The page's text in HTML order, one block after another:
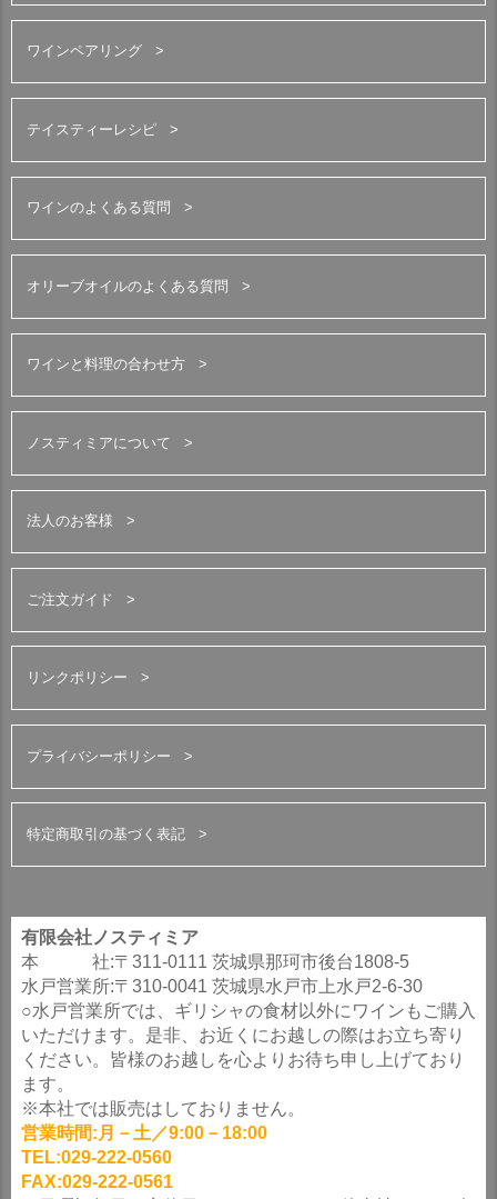
ワインペアリング
テイスティーレシピ
ワインのよくある質問
オリーブオイルのよくある質問
ワインと料理の合わせ方
ノスティミアについて
法人のお客様
ご注文ガイド
リンクポリシー
プライバシーポリシー
特定商取引の基づく表記
有限会社ノスティミア
本 社:〒311-0111 茨城県那珂市後台1808-5
水戸営業所:〒310-0041 茨城県水戸市上水戸2-6-30
○水戸営業所では、ギリシャの食材以外にワインもご購入
いただけます。是非、お近くにお越しの際はお立ち寄り
ください。皆様のお越しを心よりお待ち申し上げており
ます。
※本社では販売はしておりません。
営業時間:月－土／9:00－18:00
TEL:029-222-0560
FAX:029-222-0561